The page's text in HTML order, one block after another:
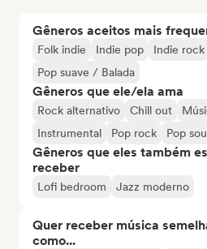
Gêneros aceitos mais
Folk indie Indie pop Indie rock
Pop suave / Balada
Gêneros que ele/ela ama
Rock alternativo Chill out
Instrumental
Pop rock Pop
Gêneros que eles também
receber
Lofi bedroom Jazz moderno
Quer receber música
como...